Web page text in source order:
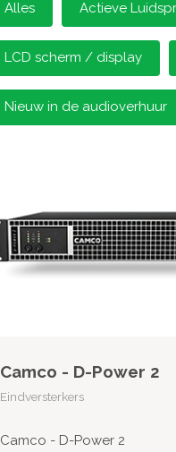
Alles Actieve
LCD scherm / display
Nieuw in de audioverhuur
Camco - D-Power 2
Eindversterkers
Camco - D-Power 2